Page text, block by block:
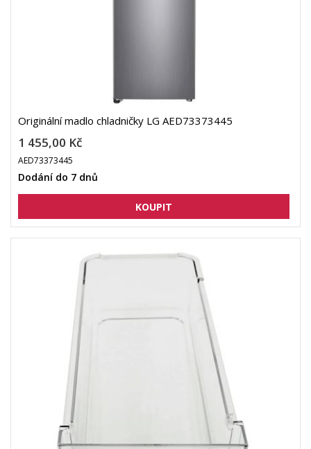
Originální madlo chladničky LG AED73373445
1 455,00 Kč
AED73373445
Dodání do 7 dnů